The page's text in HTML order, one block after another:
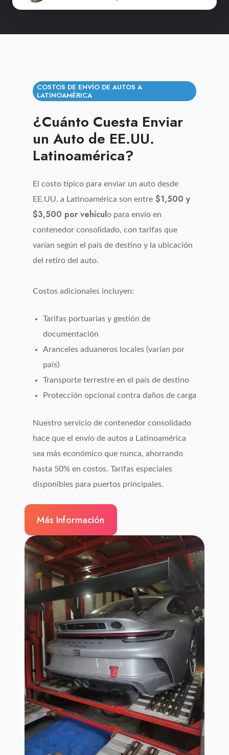
llamada
expertosCOSTOS DE ENVÍO DE AUTOS A
LATINOAMÉRICA
¿Cuánto Cuesta Enviar
un Auto de EE.UU.
Latinoamérica?
El costo típico para enviar un auto desde
EE.UU. a Latinoamérica son entre $1,500 y
$3,500 por vehículo para envío en
contenedor consolidado, con tarifas que
varían según el país de destino y la ubicación
del retiro del auto.
Costos adicionales incluyen:
Tarifas portuarias y gestión de
documentación
Aranceles aduaneros locales (varían por
país)
Transporte terrestre en el país de destino
Protección opcional contra daños de carga
Nuestro servicio de contenedor consolidado
hace que el envío de autos a Latinoamérica
sea más económico que nunca, ahorrando
hasta 50% en costos. Tarifas especiales
disponibles para puertos principales.
Más Información